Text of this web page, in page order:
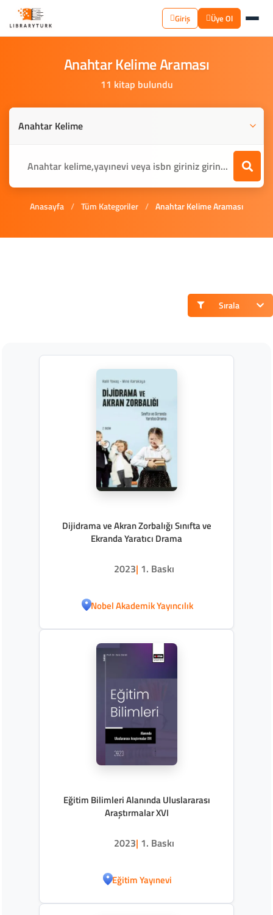
Giriş Üye Ol
AnahtarKelimeAraması
11 kitap bulundu
Anasayfa / Tüm Kategoriler / Anahtar Kelime Araması
Sırala
Dijidrama ve Akran Zorbalığı Sınıfta ve
Ekranda Yaratıcı Drama
2023| 1. Baskı
Nobel Akademik Yayıncılık
Eğitim Bilimleri Alanında Uluslararası
Araştırmalar XVI
2023| 1. Baskı
Eğitim Yayınevi